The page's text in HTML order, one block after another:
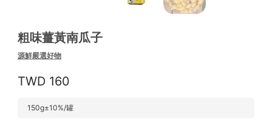
粗味薑黃南瓜子
源鮮嚴選好物
160
150g±10%/罐